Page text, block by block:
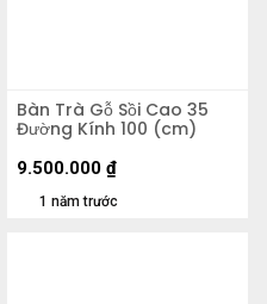
Bàn Trà Gỗ Sồi Cao 35
Đường Kính 100 (cm)
1 năm trước
9.500.000 ₫